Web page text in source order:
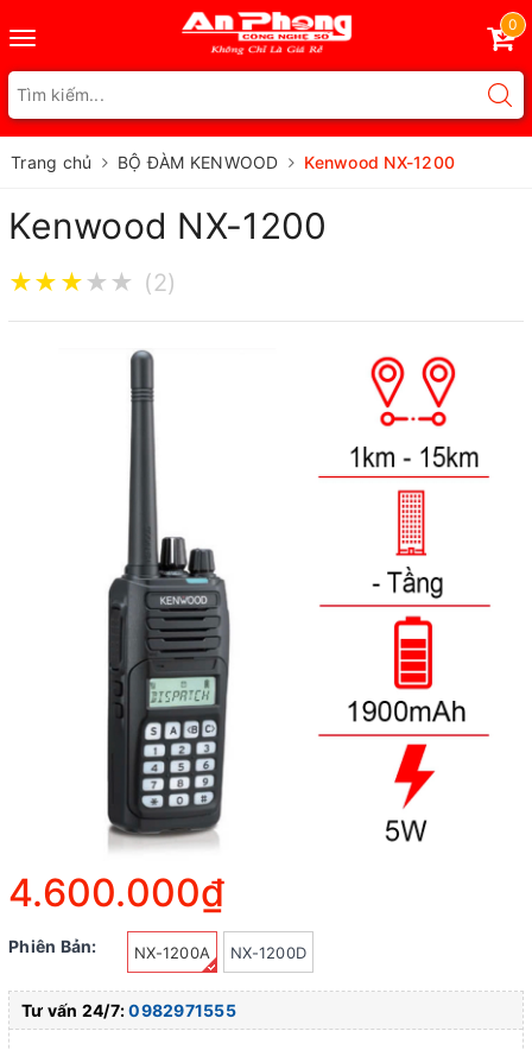
Toggle
navigation
0
Trang chủ BỘ ĐÀM KENWOOD Kenwood NX-1200
Kenwood NX-1200
★★ ★ ★ ★ (2)
4.600.000₫
Phiên Bản: NX-1200A NX-1200D
Tư vấn 24/7:0982971555